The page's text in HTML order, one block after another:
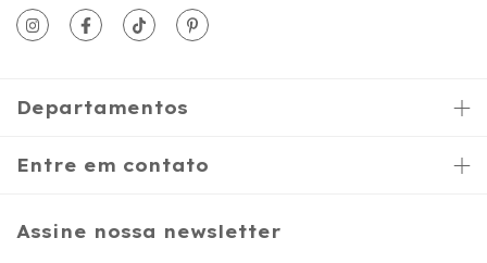
Departamentos
Entre em contato
Assine nossa newsletter